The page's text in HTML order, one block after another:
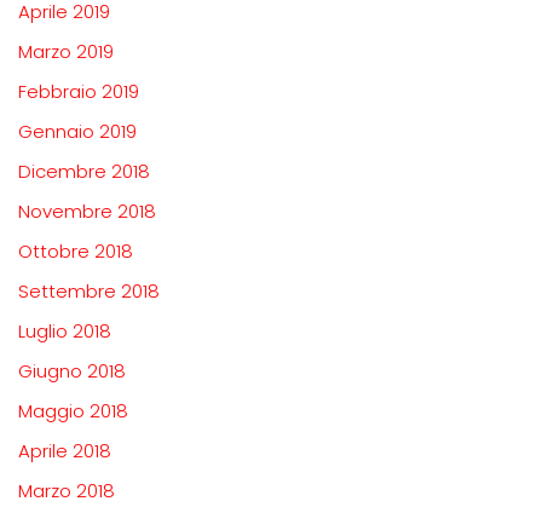
Aprile 2019
Marzo 2019
Febbraio 2019
Gennaio 2019
Dicembre 2018
Novembre 2018
Ottobre 2018
Settembre 2018
Luglio 2018
Giugno 2018
Maggio 2018
Aprile 2018
Marzo 2018